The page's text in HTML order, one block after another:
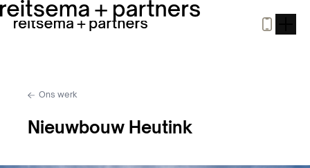
Ons werk
Nieuwbouw Heutink